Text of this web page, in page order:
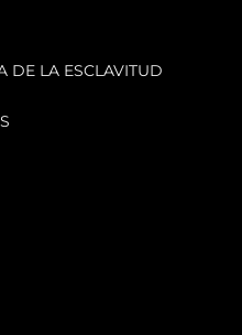
DE LA ESCLAVITUD